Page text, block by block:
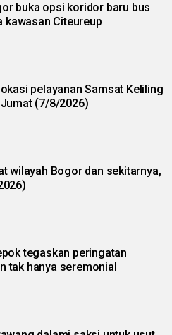
buka opsi koridor baru bus
kawasan Citeureup
pelayanan Samsat Keliling
(7/8/2026)
wilayah Bogor dan sekitarnya,
tegaskan peringatan
tak hanya seremonial